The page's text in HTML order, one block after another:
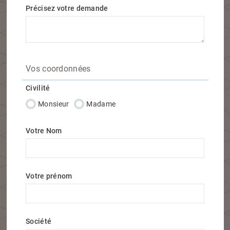
Précisez votre demande
Vos coordonnées
Civilité
Monsieur
Madame
Votre Nom
Votre prénom
Société